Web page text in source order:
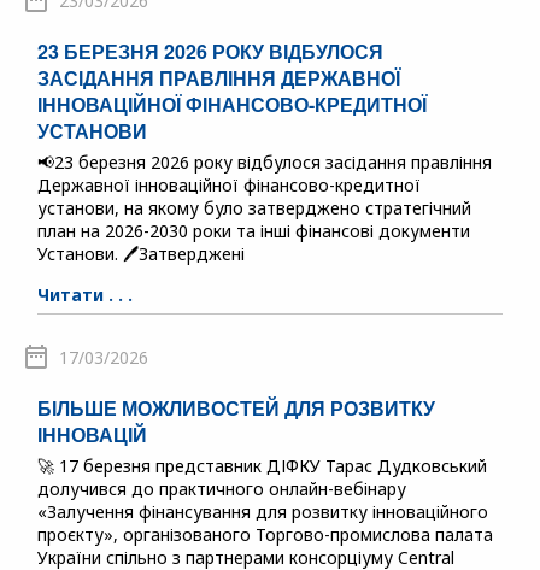
23 БЕРЕЗНЯ 2026 РОКУ ВІДБУЛОСЯ
ЗАСІДАННЯ ПРАВЛІННЯ ДЕРЖАВНОЇ
ІННОВАЦІЙНОЇ ФІНАНСОВО-КРЕДИТНОЇ
УСТАНОВИ
📢23 березня 2026 року відбулося засідання правління
Державної інноваційної фінансово-кредитної
установи, на якому було затверджено стратегічний
план на 2026-2030 роки та інші фінансові документи
Установи. 🖊️Затверджені
Читати . . .
17/03/2026
БІЛЬШЕ МОЖЛИВОСТЕЙ ДЛЯ РОЗВИТКУ
ІННОВАЦІЙ
🚀 17 березня представник ДІФКУ Тарас Дудковський
долучився до практичного онлайн-вебінару
«Залучення фінансування для розвитку інноваційного
проєкту», організованого Торгово-промислова палата
України спільно з партнерами консорціуму Central